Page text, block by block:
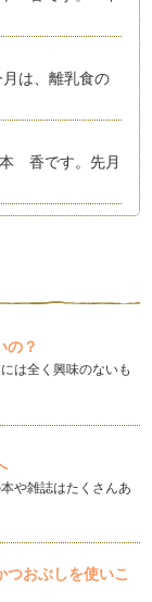
は、離乳食の
香です。先月
香です。 今回
の岩本 香で
香です。 今年
香です。 ５月
の？
は全く興味のないも
や雑誌はたくさんあ
おぶしを使いこ